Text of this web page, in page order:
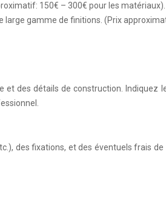
150€ – 300€ pour les matériaux).
gamme de finitions. (Prix
des détails de construction. Indiquez
des fixations, et des éventuels frais